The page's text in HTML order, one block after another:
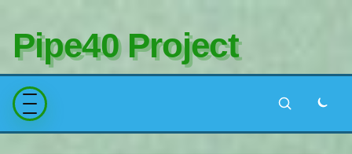
Pipe40 Project